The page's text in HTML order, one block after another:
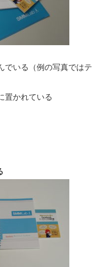
でいる（例の写真ではテ
置かれている